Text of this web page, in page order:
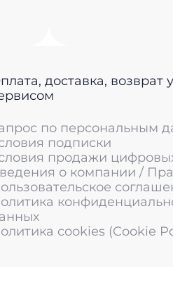
доставка,
по персональным
подписки
продажи
о компании /
cookies (Cookie